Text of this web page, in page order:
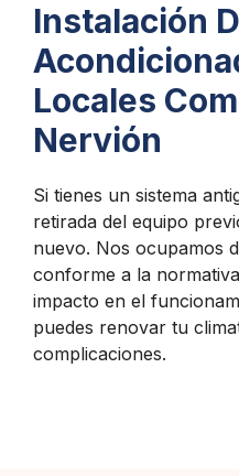
Instalación
Locales
Nervión
Si tienes un sistema
retirada del equipo
nuevo. Nos ocupamos
conforme a la
impacto en el
puedes renovar tu
complicaciones.